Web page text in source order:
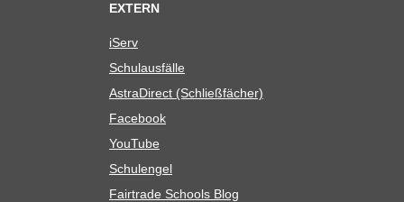
EXTERN
iServ
Schul­aus­fälle
Astra­Di­rect (Schließ­fä­cher)
Face­book
You­Tube
Schul­en­gel
Fair­trade Schools Blog